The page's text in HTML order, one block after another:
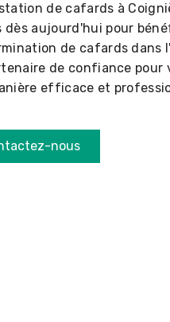
de cafards à
aujourd'hui pour
de cafards dans
de confiance pour
efficace et
nous